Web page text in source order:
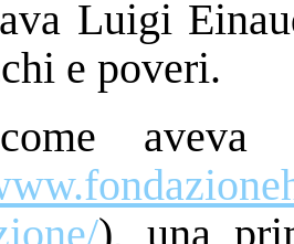
Luigi
e poveri.
aveva
), una